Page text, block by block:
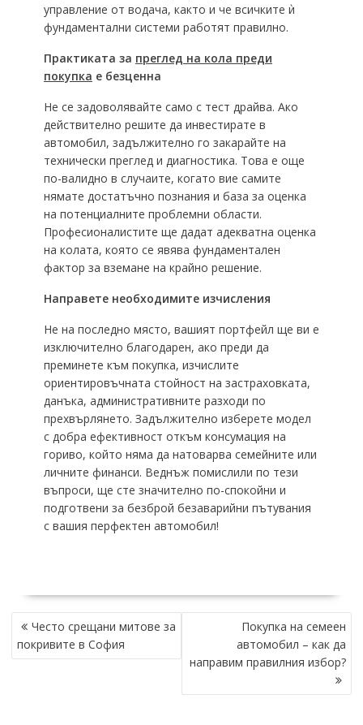
управление от водача, както и че всичките ѝ
фундаментални системи работят правилно.
Практиката за преглед на кола преди
покупка е безценна
Не се задоволявайте само с тест драйва. Ако
действително решите да инвестирате в
автомобил, задължително го закарайте на
технически преглед и диагностика. Това е още
по-валидно в случаите, когато вие самите
нямате достатъчно познания и база за оценка
на потенциалните проблемни области.
Професионалистите ще дадат адекватна оценка
на колата, която се явява фундаментален
фактор за вземане на крайно решение.
Направете необходимите изчисления
Не на последно място, вашият портфейл ще ви е
изключително благодарен, ако преди да
преминете към покупка, изчислите
ориентировъчната стойност на застраховката,
данъка, административните разходи по
прехвърлянето. Задължително изберете модел
с добра ефективност откъм консумация на
гориво, който няма да натоварва семейните или
личните финанси. Веднъж помислили по тези
въпроси, ще сте значително по-спокойни и
подготвени за безброй безаварийни пътувания
с вашия перфектен автомобил!
POST
NAVIGATION
Често срещани митове за
покривите в София
Покупка на семеен
автомобил – как да
направим правилния избор?